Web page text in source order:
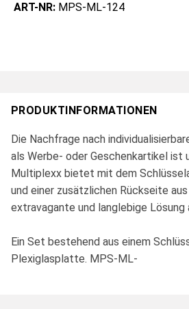
ART-NR: MPS-ML-124
PRODUKTINFORMATIONEN
Die Nachfrage nach
als Werbe- oder Geschenkartikel ist
Multiplexx bietet mit dem
und einer zusätzlichen Rückseite
extravagante und langlebige Lösung
Ein Set bestehend aus einem
Plexiglasplatte. MPS-ML-